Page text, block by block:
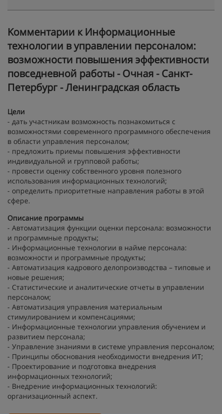
Kомментарии к Информационные
технологии в управлении персоналом:
возможности повышения эффективности
повседневной работы - Очная - Санкт-
Петербург - Ленинградская область
Цели
- дать участникам возможность познакомиться с
возможностями современного программного обеспечения
в области управления персоналом;
- предложить приемы повышения эффективности
индивидуальной и групповой работы;
- провести оценку собственного уровня полезного
использования информационных технологий;
- определить приоритетные направления работы в этой
сфере.
Описание программы
- Автоматизация функции оценки персонала: возможности
и программные продукты;
- Информационные технологии в найме персонала:
возможности и программные продукты;
- Автоматизация кадрового делопроизводства – типовые и
новые решения;
- Статистические и аналитические отчеты в управлении
персоналом;
- Автоматизация управления материальным
стимулированием и компенсациями;
- Информационные технологии управления обучением и
развитием персонала;
- Управление знаниями в системе управления персоналом;
- Принципы обоснования необходимости внедрения ИТ;
- Проектирование и подготовка внедрения
информационных технологий;
- Внедрение информационных технологий:
организационный аспект.